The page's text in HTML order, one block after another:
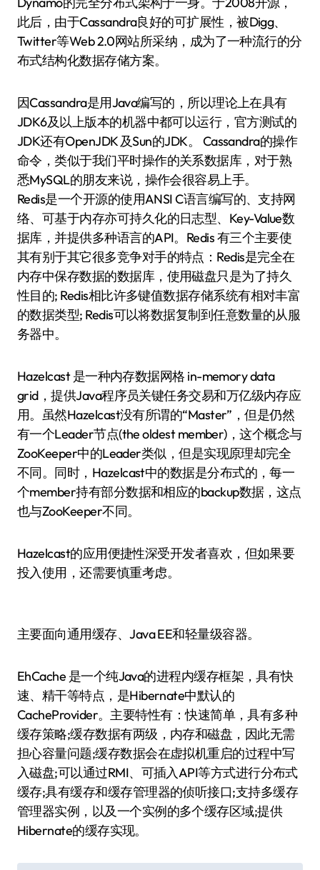
此后，由于Cassandra良好的可扩展性，被Digg、
Twitter等Web 2.0网站所采纳，成为了一种流行的分
布式结构化数据存储方案。
因Cassandra是用Java编写的，所以理论上在具有
JDK6及以上版本的机器中都可以运行，官方测试的
JDK还有OpenJDK 及Sun的JDK。 Cassandra的操作
命令，类似于我们平时操作的关系数据库，对于熟
悉MySQL的朋友来说，操作会很容易上手。
Redis是一个开源的使用ANSI C语言编写的、支持网
络、可基于内存亦可持久化的日志型、Key-Value数
据库，并提供多种语言的API。Redis 有三个主要使
其有别于其它很多竞争对手的特点：Redis是完全在
内存中保存数据的数据库，使用磁盘只是为了持久
性目的; Redis相比许多键值数据存储系统有相对丰富
的数据类型; Redis可以将数据复制到任意数量的从服
务器中。
Hazelcast 是一种内存数据网格 in-memory data
grid，提供Java程序员关键任务交易和万亿级内存应
用。虽然Hazelcast没有所谓的“Master”，但是仍然
有一个Leader节点(the oldest member)，这个概念与
ZooKeeper中的Leader类似，但是实现原理却完全
不同。同时，Hazelcast中的数据是分布式的，每一
个member持有部分数据和相应的backup数据，这点
也与ZooKeeper不同。
Hazelcast的应用便捷性深受开发者喜欢，但如果要
投入使用，还需要慎重考虑。
主要面向通用缓存、Java EE和轻量级容器。
EhCache 是一个纯Java的进程内缓存框架，具有快
速、精干等特点，是Hibernate中默认的
CacheProvider。主要特性有：快速简单，具有多种
缓存策略;缓存数据有两级，内存和磁盘，因此无需
担心容量问题;缓存数据会在虚拟机重启的过程中写
入磁盘;可以通过RMI、可插入API等方式进行分布式
缓存;具有缓存和缓存管理器的侦听接口;支持多缓存
管理器实例，以及一个实例的多个缓存区域;提供
Hibernate的缓存实现。